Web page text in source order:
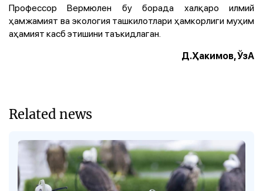
Профессор Вермюлен бу борада халқаро илмий
ҳамжамият ва экология ташкилотлари ҳамкорлиги муҳим
аҳамият касб этишини таъкидлаган.
Д.Ҳакимов, ЎзА
Related news